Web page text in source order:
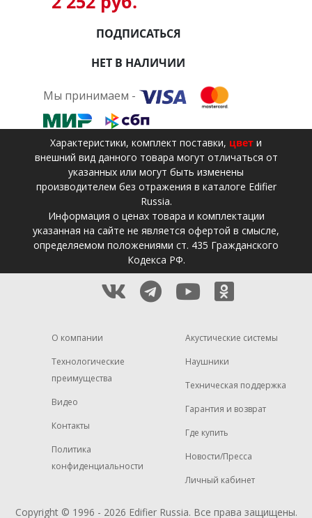
ПОДПИСАТЬСЯ
НЕТ В НАЛИЧИИ
Мы принимаем -
Xарактеристики, комплект поставки, цвет и
внешний вид данного товара могут отличаться от
указанных или могут быть изменены
производителем без отражения в каталоге Edifier
Russia.
Информация о ценах товара и комплектации
указанная на сайте не является офертой в смысле,
определяемом положениями ст. 435 Гражданского
Кодекса РФ.
О компании
Технологические
преимущества
Видео
Контакты
Политика
конфиденциальности
Акустические системы
Наушники
Техническая поддержка
Гарантия и возврат
Где купить
Новости/Пресса
Личный кабинет
Copyright © 1996 - 2026 EdifierRussia. Все права защищены.